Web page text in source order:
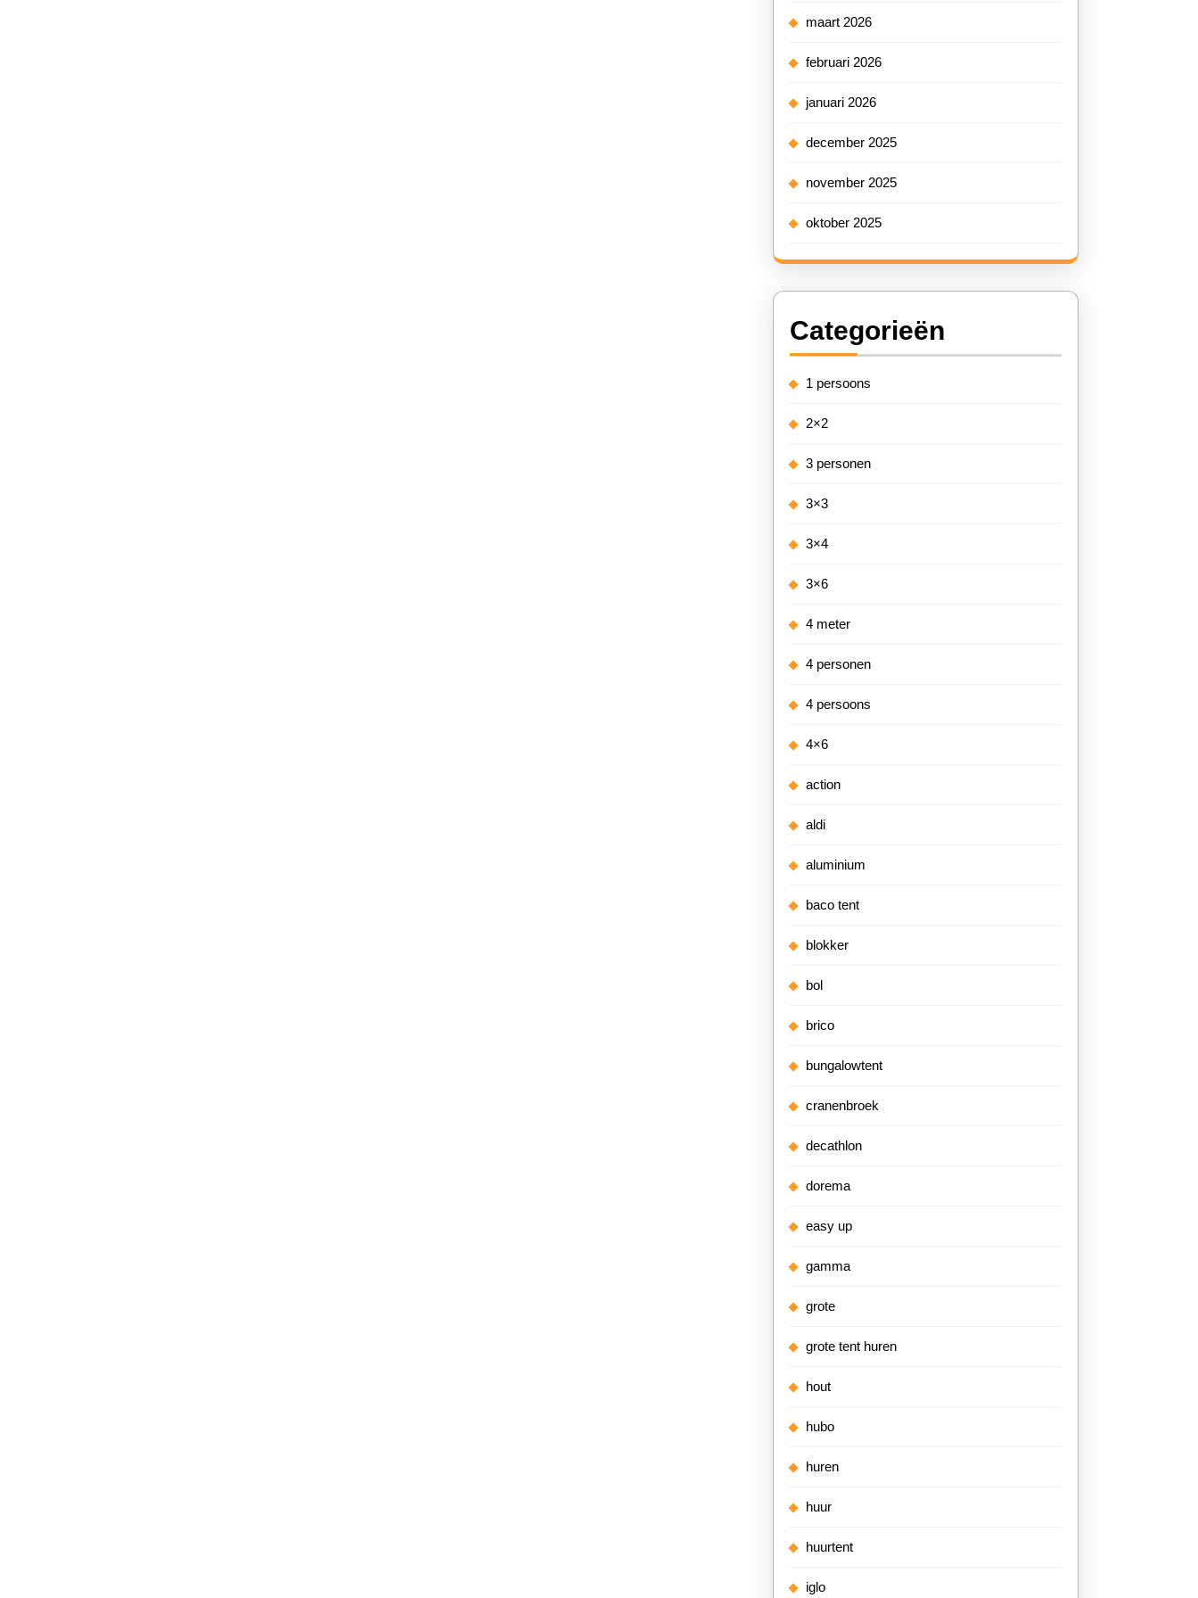
maart 2026
februari 2026
januari 2026
december 2025
november 2025
oktober 2025
Categorieën
1 persoons
2×2
3 personen
3×3
3×4
3×6
4 meter
4 personen
4 persoons
4×6
action
aldi
aluminium
baco tent
blokker
bol
brico
bungalowtent
cranenbroek
decathlon
dorema
easy up
gamma
grote
grote tent huren
hout
hubo
huren
huur
huurtent
iglo